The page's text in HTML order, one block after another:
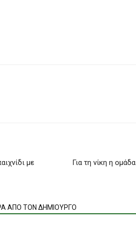
με
Για τη νίκη η
ΑΠΟ ΤΟΝ ΔΗΜΙΟΥΡΓΟ